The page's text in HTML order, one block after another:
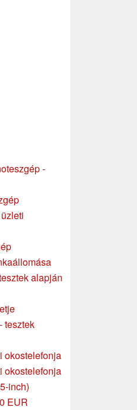
-
alapján
tesztek
okostelefonja
okostelefonja
inch)
EUR